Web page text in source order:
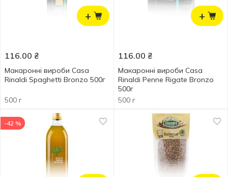
+
116.00 ₴
Макаронні вироби Casa
Rinaldi Spaghetti Bronzo 500г
500 г
+
116.00 ₴
Макаронні вироби Casa
Rinaldi Penne Rigate Bronzо
500г
500 г
-42 %